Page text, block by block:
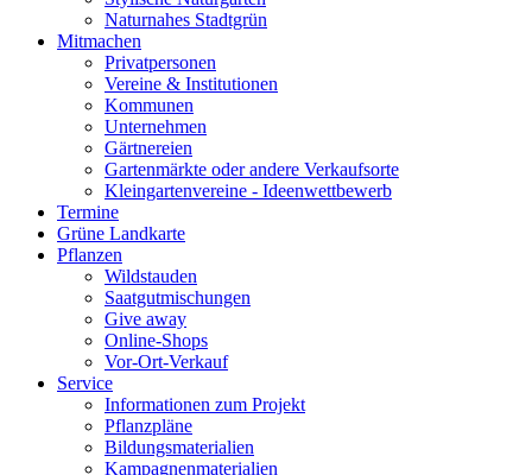
Naturnahes Stadtgrün
Mitmachen
Privatpersonen
Vereine & Institutionen
Kommunen
Unternehmen
Gärtnereien
Gartenmärkte oder andere Verkaufsorte
Kleingartenvereine - Ideenwettbewerb
Termine
Grüne Landkarte
Pflanzen
Wildstauden
Saatgutmischungen
Give away
Online-Shops
Vor-Ort-Verkauf
Service
Informationen zum Projekt
Pflanzpläne
Bildungsmaterialien
Kampagnenmaterialien